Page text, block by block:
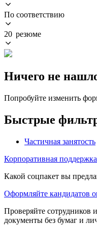
По соответствию
20 резюме
Ничего не
Попробуйте изменить
Быстрые
Частичная занятость
Корпоративная
Какой соцпакет вы
Оформляйте кандидатов
Проверяйте сотрудников
документы без бумаг и